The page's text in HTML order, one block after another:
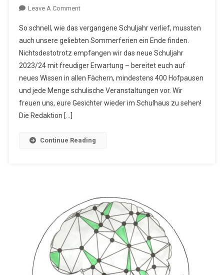
Leave A CommentOn
Zurück!
So schnell, wie das vergangene Schuljahr verlief, mussten
auch unsere geliebten Sommerferien ein Ende finden.
Nichtsdestotrotz empfangen wir das neue Schuljahr
2023/24 mit freudiger Erwartung – bereitet euch auf
neues Wissen in allen Fächern, mindestens 400 Hofpausen
und jede Menge schulische Veranstaltungen vor. Wir
freuen uns, eure Gesichter wieder im Schulhaus zu sehen!
Die Redaktion […]
Continue Reading